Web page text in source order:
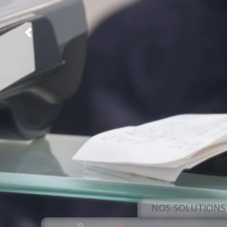
Previous
NOS SOLUTIONS